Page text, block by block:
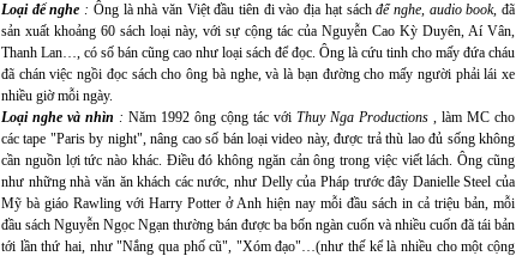
Loại để nghe : Ông là nhà văn Việt đầu tiên đi vào địa hạt sáchđể nghe, audio book, đã
sản xuất khoảng 60 sách loại này, với sự cộng tác của Nguyễn Cao Kỳ Duyên, Aí Vân,
Thanh Lan…, có số bán cũng cao như loại sách để đọc. Ông là cứu tinh cho mấy đứa cháu
đã chán việc ngồi đọc sách cho ông bà nghe, và là bạn đường cho mấy người phải lái xe
nhiều giờ mỗi ngày.
Loại nghe và nhìn : Năm 1992 ông cộng tác với Thuy Nga Productions , làm MC cho
các tape "Paris by night", nâng cao số bán loại video này, được trả thù lao đủ sống không
cần nguồn lợi tức nào khác. Điều đó không ngăn cản ông trong việc viết lách. Ông cũng
như những nhà văn ăn khách các nước, như Delly của Pháp trước đây Danielle Steel của
Mỹ bà giáo Rawling với Harry Potter ở Anh hiện nay mỗi đầu sách in cả triệu bản, mỗi
đầu sách Nguyễn Ngọc Ngạn thường bán được ba bốn ngàn cuốn và nhiều cuốn đã tái bản
tới lần thứ hai, như "Nắng qua phố cũ", "Xóm đạo"…(như thế kể là nhiều cho một cộng